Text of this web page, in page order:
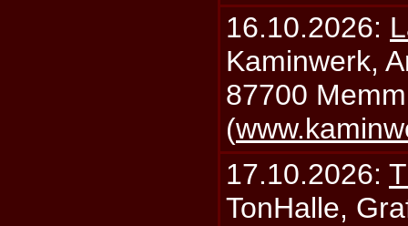
16.10.2026:
Kaminwerk,
87700
(
17.10.2026:
TonHalle,